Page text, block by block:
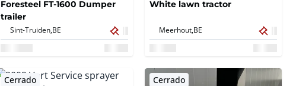
Foresteel FT-1600 Dumper
trailer
Sint-Truiden, BE
White lawn tractor
Meerhout, BE
Cerrado Cerrado